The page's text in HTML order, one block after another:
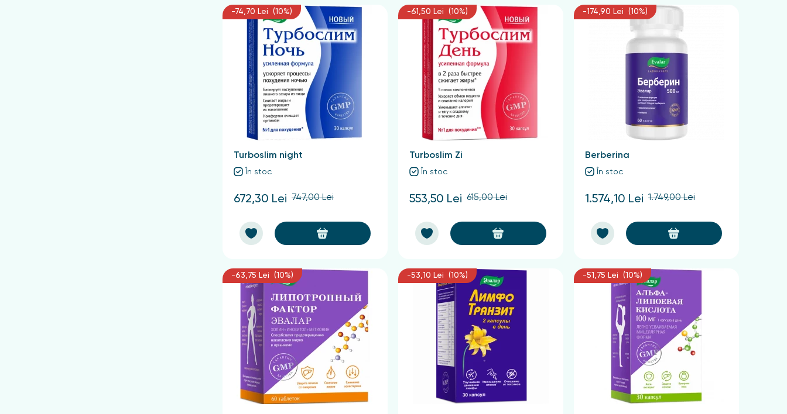
-74,70 Lei (10%)
Turboslim night
În stoc
672,30 Lei 747,00 Lei
-61,50 Lei (10%)
Turboslim Zi
În stoc
553,50 Lei 615,00 Lei
-174,90 Lei (10%)
Berberina
În stoc
1.574,10 Lei 1.749,00 Lei
-63,75 Lei (10%) -53,10 Lei (10%) -51,75 Lei (10%)